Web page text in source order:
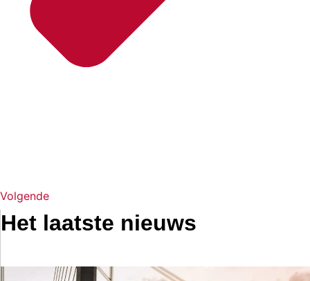
Volgende
Het laatste nieuws